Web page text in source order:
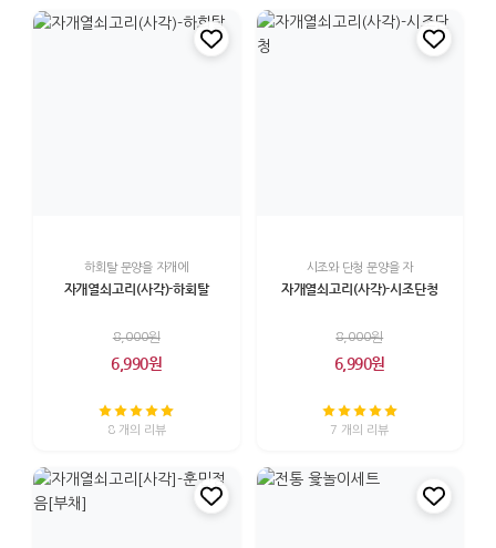
하회탈 문양을 자개에
자개열쇠고리(사각)-하회탈
8,000원
6,990원
8 개의 리뷰
시조와 단청 문양을 자
자개열쇠고리(사각)-시조단청
8,000원
6,990원
7 개의 리뷰